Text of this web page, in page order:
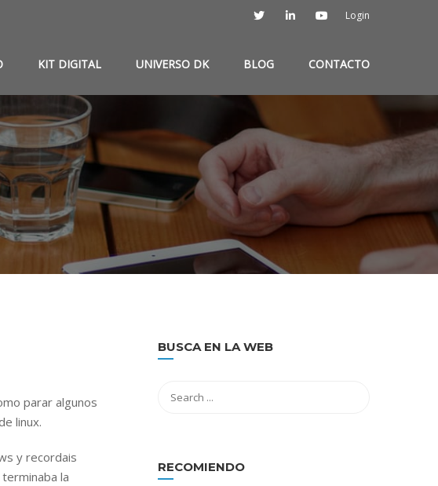
Login
KIT DIGITAL UNIVERSO DK BLOG CONTACTO
parar algunos
linux.
y recordais
la
BUSCA EN LA WEB
RECOMIENDO